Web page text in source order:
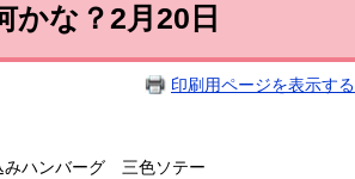
かな？2月20日
印刷用ページを表示する
ハンバーグ 三色ソテー